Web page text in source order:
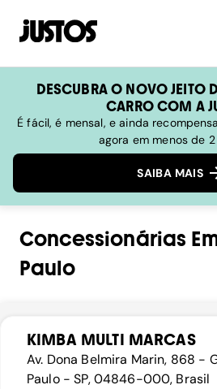
DESCUBRA O NOVO JEITO
CARRO COM A
É fácil, é mensal, e ainda
agora em menos de
SAIBA MAIS
Concessionárias
Paulo
KIMBA MULTI MARCAS
Av. Dona Belmira Marin, 868 -
Paulo - SP, 04846-000, Brasil